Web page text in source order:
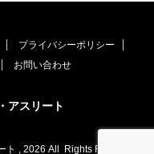
プライバシーポリシー
お問い合わせ
アスリート
, 2026 All Rights Reserved.